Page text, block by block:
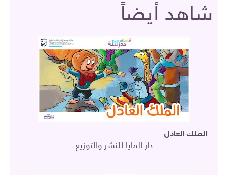
شاهد أيضاً
الملك العادل
دار المايا للنشر والتوزيع